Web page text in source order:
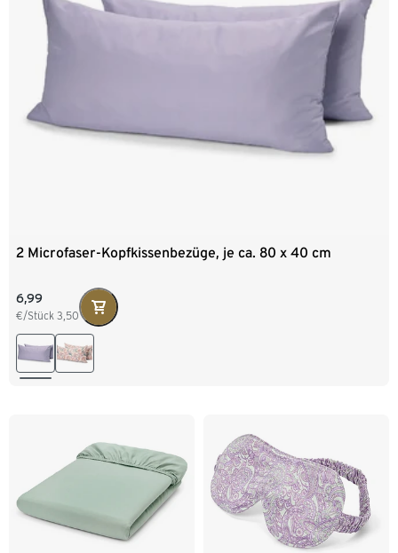
2 Microfaser-Kopfkissenbezüge, je ca. 80 x 40 cm
6,99
€/Stück 3,50